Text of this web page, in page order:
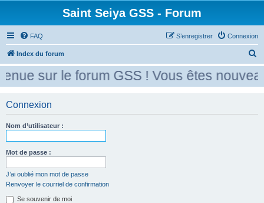
Saint Seiya GSS - Forum
FAQ Connexion
S’enregistrer
Index du forum
e
c
sur le forum GSS ! Vous êtes
Connexion
Nom d’utilisateur :
Mot de passe :
J’ai oublié mon mot de passe
Renvoyer le courriel de confirmation
Se souvenir de moi